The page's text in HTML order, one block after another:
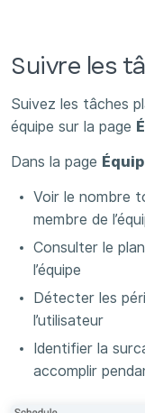
Suivre les
Suivez les tâches
équipe sur la page
Dans la page
Voir le nombre
membre de
Consulter le
l’équipe
Détecter les
l’utilisateur
Identifier la
accomplir